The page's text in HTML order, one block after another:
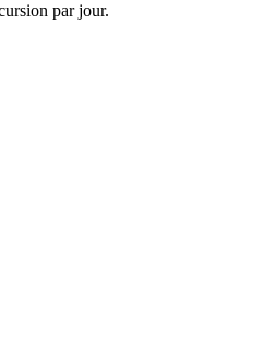
par jour.